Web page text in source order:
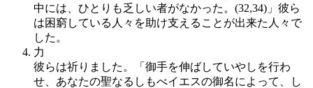
中には、ひとりも乏しい者がなかった。(32,34)」彼ら
は困窮している人々を助け支えることが出来た人々で
した。
力
彼らは祈りました。「御手を伸ばしていやしを行わ
せ、あなたの聖なるしもべイエスの御名によって、し